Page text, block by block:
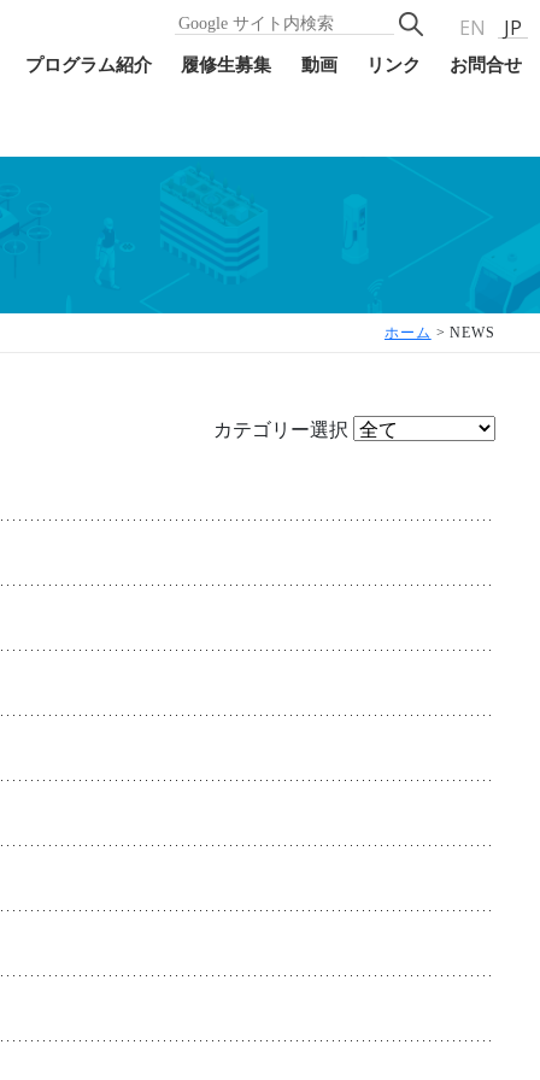
EN JP
プログラム紹介 履修生募集 動画 リンク お問合せ
ホーム >NEWS
カテゴリー選択